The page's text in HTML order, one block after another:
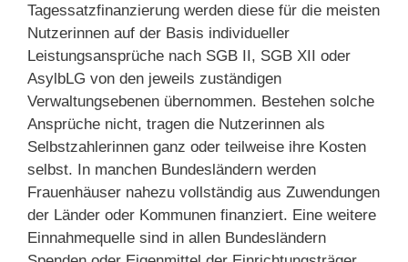
Tagessatzfinanzierung werden diese für die meisten
Nutzerinnen auf der Basis individueller
Leistungsansprüche nach SGB II, SGB XII oder
AsylbLG von den jeweils zuständigen
Verwaltungsebenen übernommen. Bestehen solche
Ansprüche nicht, tragen die Nutzerinnen als
Selbstzahlerinnen ganz oder teilweise ihre Kosten
selbst. In manchen Bundesländern werden
Frauenhäuser nahezu vollständig aus Zuwendungen
der Länder oder Kommunen finanziert. Eine weitere
Einnahmequelle sind in allen Bundesländern